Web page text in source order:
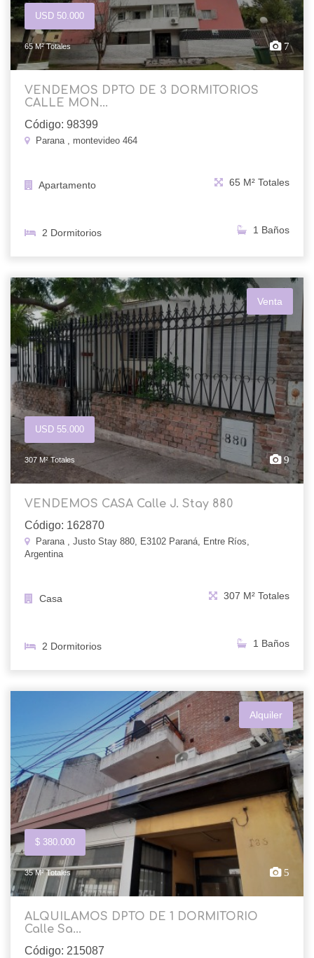
USD 50.000
65 M² Totales 7
VENDEMOS DPTO DE 3 DORMITORIOS
CALLE MON...
Código: 98399
Parana , montevideo 464
Apartamento 65 M² Totales
2 Dormitorios 1 Baños
Venta
USD 55.000
307 M² Totales 9
VENDEMOS CASA Calle J. Stay 880
Código: 162870
Parana , Justo Stay 880, E3102 Paraná, Entre Ríos,
Argentina
Casa 307 M² Totales
2 Dormitorios 1 Baños
Alquiler
$ 380.000
35 M² Totales 5
ALQUILAMOS DPTO DE 1 DORMITORIO
Calle Sa...
Código: 215087